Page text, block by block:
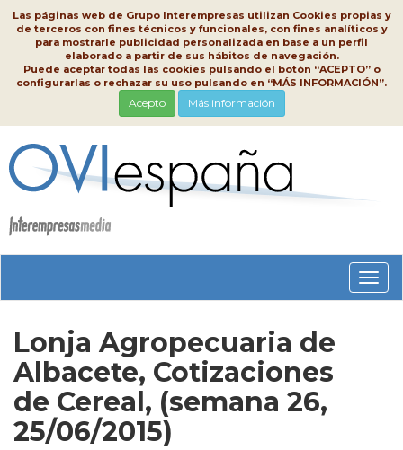
Las páginas web de Grupo Interempresas utilizan Cookies propias y
de terceros con fines técnicos y funcionales, con fines analíticos y
para mostrarle publicidad personalizada en base a un perfil
elaborado a partir de sus hábitos de navegación.
Puede aceptar todas las cookies pulsando el botón “ACEPTO” o
configurarlas o rechazar su uso pulsando en “MÁS INFORMACIÓN”.
Acepto Más información
Lonja Agropecuaria de
Albacete, Cotizaciones
de Cereal, (semana 26,
25/06/2015)